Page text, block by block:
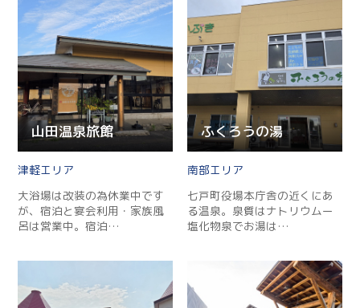
山田温泉旅館
津軽
大浴場は改装の為休業中です
が、宿泊と宴会利用・家族風
呂は営業中。宿泊…
ふくろうの湯
南部
七戸町役場本庁舎の近くにあ
る温泉。泉質はナトリウムー
塩化物泉でお湯は…